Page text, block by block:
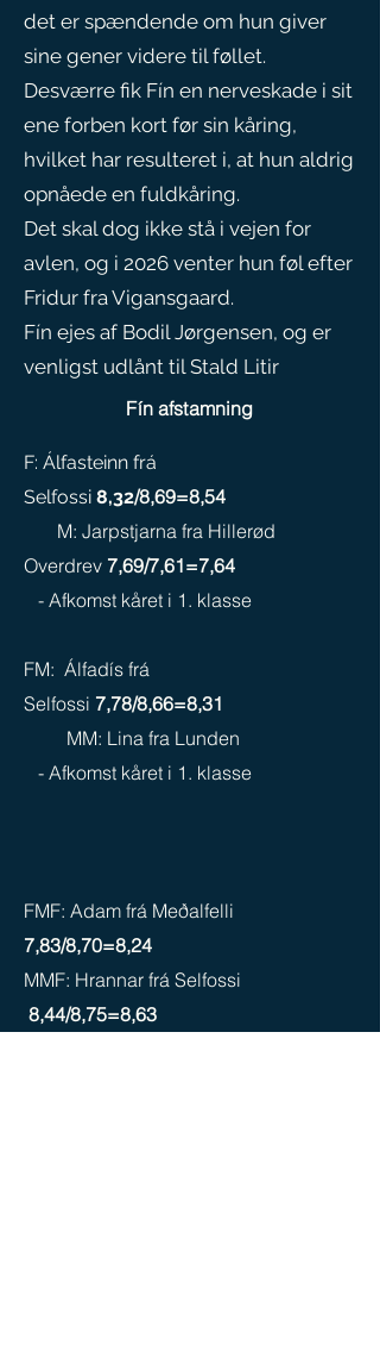
det er spændende om hun giver
sine gener videre til føllet.
Desværre fik Fín en nerveskade i sit
ene forben kort før sin kåring,
hvilket har resulteret i, at hun aldrig
opnåede en fuldkåring.
Det skal dog ikke stå i vejen for
avlen, og i 2026 venter hun føl efter
Fridur fra Vigansgaard.
Fín ejes af Bodil Jørgensen, og er
venligst udlånt til Stald Litir
Fín afstamning
F: Álfasteinn frá
Selfossi 8,32/8,69=8,54
M: Jarpstjarna fra Hillerød
Overdrev 7,69/7,61=7,64
- Afkomst kåret i 1. klasse
FM: Álfadís frá
Selfossi 7,78/8,66=8,31
MM: Lina fra Lunden
- Afkomst kåret i 1. klasse
FMF: Adam frá Meðalfelli
7,83/8,70=8,24
MMF: Hrannar frá Selfossi
8,44/8,75=8,63